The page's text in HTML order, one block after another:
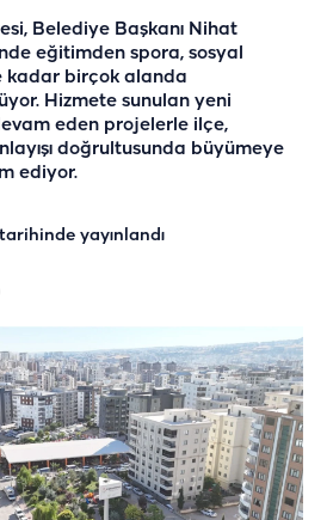
Belediye Başkanı Nihat
eğitimden spora, sosyal
kadar birçok alanda
Hizmete sunulan yeni
eden projelerle ilçe,
doğrultusunda büyümeye
ediyor.
tarihinde yayınlandı